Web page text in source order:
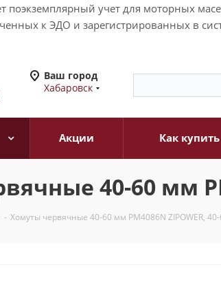
поэкземплярный учет для моторных
к ЭДО и зарегистрированных в
Ваш город
Хабаровск
Акции Как купить
40-60 мм
- Хомуты червячные 40-60 мм PM4086N ZIPOWER,